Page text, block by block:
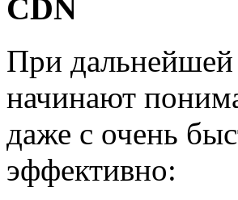
CDN
При дальнейшей
начинают
даже с очень
эффективно: